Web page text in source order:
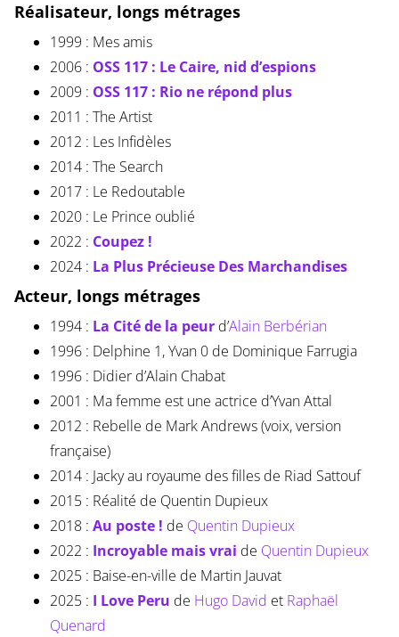
Réalisateur, longs métrages
1999 : Mes amis
2006 : OSS 117 : Le Caire, nid d’espions
2009 : OSS 117 : Rio ne répond plus
2011 : The Artist
2012 : Les Infidèles
2014 : The Search
2017 : Le Redoutable
2020 : Le Prince oublié
2022 : Coupez !
2024 : La Plus Précieuse Des Marchandises
Acteur, longs métrages
1994 : La Cité de la peur d’Alain Berbérian
1996 : Delphine 1, Yvan 0 de Dominique Farrugia
1996 : Didier d’Alain Chabat
2001 : Ma femme est une actrice d’Yvan Attal
2012 : Rebelle de Mark Andrews (voix, version
française)
2014 : Jacky au royaume des filles de Riad Sattouf
2015 : Réalité de Quentin Dupieux
2018 : Au poste ! de Quentin Dupieux
2022 : Incroyable mais vrai de Quentin Dupieux
2025 : Baise-en-ville de Martin Jauvat
2025 : I Love Peru de Hugo David et Raphaël
Quenard